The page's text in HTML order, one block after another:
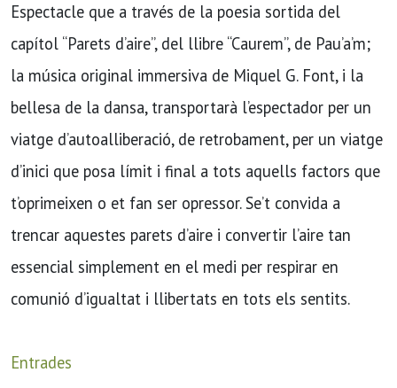
Espectacle que a través de la poesia sortida del
capítol “Parets d’aire”, del llibre “Caurem”, de Pau’a’m;
la música original immersiva de Miquel G. Font, i la
bellesa de la dansa, transportarà l’espectador per un
viatge d’autoalliberació, de retrobament, per un viatge
d’inici que posa límit i final a tots aquells factors que
t’oprimeixen o et fan ser opressor. Se’t convida a
trencar aquestes parets d’aire i convertir l’aire tan
essencial simplement en el medi per respirar en
comunió d’igualtat i llibertats en tots els sentits.
Entrades